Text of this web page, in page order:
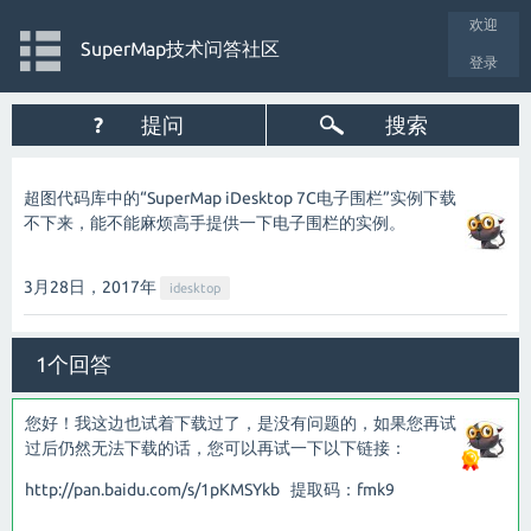
欢迎
登录
SuperMap技术问答社区
? 提问 搜索
超图代码库中的“SuperMap iDesktop 7C电子围栏”实例下载
不下来，能不能麻烦高手提供一下电子围栏的实例。
3月28日，2017年 idesktop
1个回答
您好！我这边也试着下载过了，是没有问题的，如果您再试
过后仍然无法下载的话，您可以再试一下以下链接：
http://pan.baidu.com/s/1pKMSYkb 提取码：fmk9